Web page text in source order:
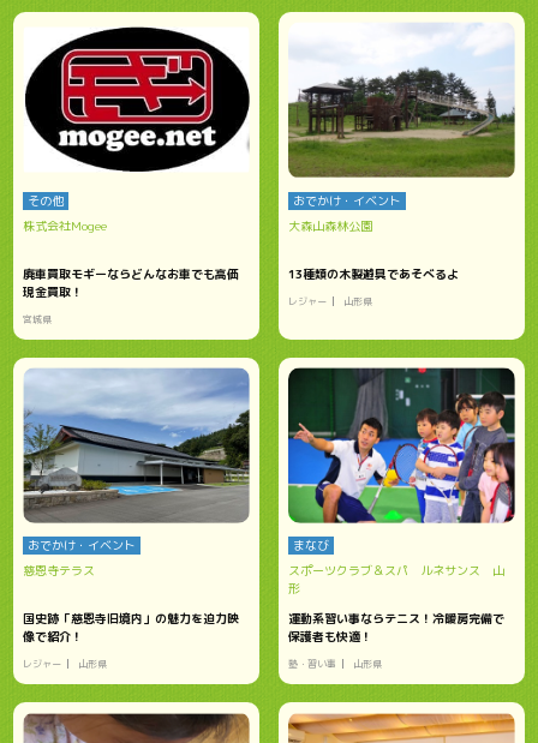
その他
株式会社Mogee
廃車買取モギーならどんなお車でも高価
現金買取！
宮城県
おでかけ・イベント
大森山森林公園
13種類の木製遊具であそべるよ
レジャー 山形県
おでかけ・イベント
慈恩寺テラス
国史跡「慈恩寺旧境内」の魅力を迫力映
像で紹介！
レジャー 山形県
まなび
スポーツクラブ＆スパ ルネサンス 山
形
運動系習い事ならテニス！冷暖房完備で
保護者も快適！
塾・習い事 山形県